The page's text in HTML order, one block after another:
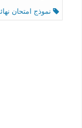
نموذج امتحان نهائي